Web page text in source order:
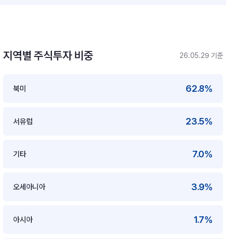
지역별 주식투자 비중 26.05.29 기준
북미 62.8%
서유럽 23.5%
기타 7.0%
오세아니아 3.9%
아시아 1.7%